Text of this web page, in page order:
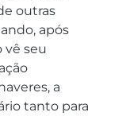
outras
após
vê seu
a
tanto para